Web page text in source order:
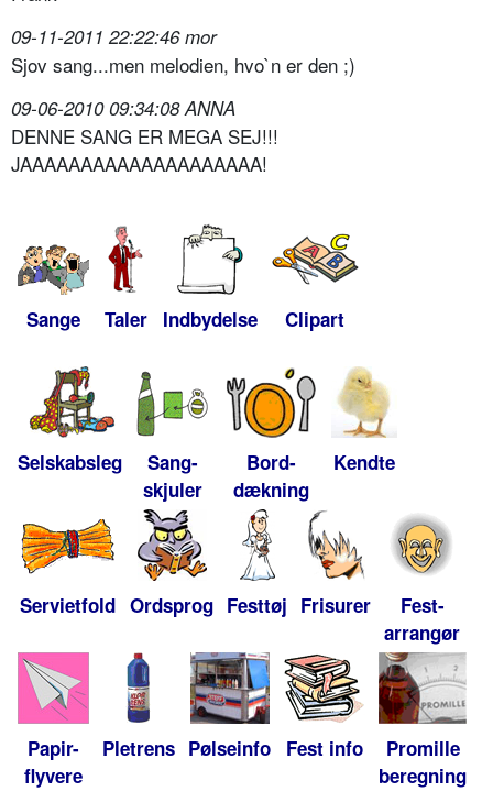
09-11-2011 22:22:46 mor
Sjov sang...men melodien, hvo`n er den ;)
09-06-2010 09:34:08 ANNA
DENNE SANG ER MEGA SEJ!!!
JAAAAAAAAAAAAAAAAAAAA!
Sange Taler Indbydelse Clipart
Selskabsleg
Sang-
skjuler
Bord-
dækning
Kendte
Servietfold Ordsprog Festtøj Frisurer
Fest-
arrangør
Papir-
flyvere
Pletrens Pølseinfo Fest info
Promille
beregning